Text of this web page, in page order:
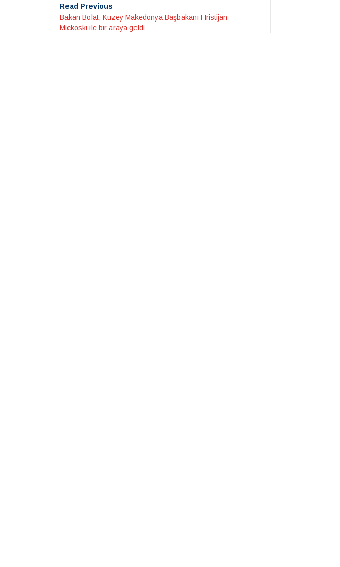
Read Previous
Bakan Bolat, Kuzey Makedonya Başbakanı Hristijan
Mickoski ile bir araya geldi